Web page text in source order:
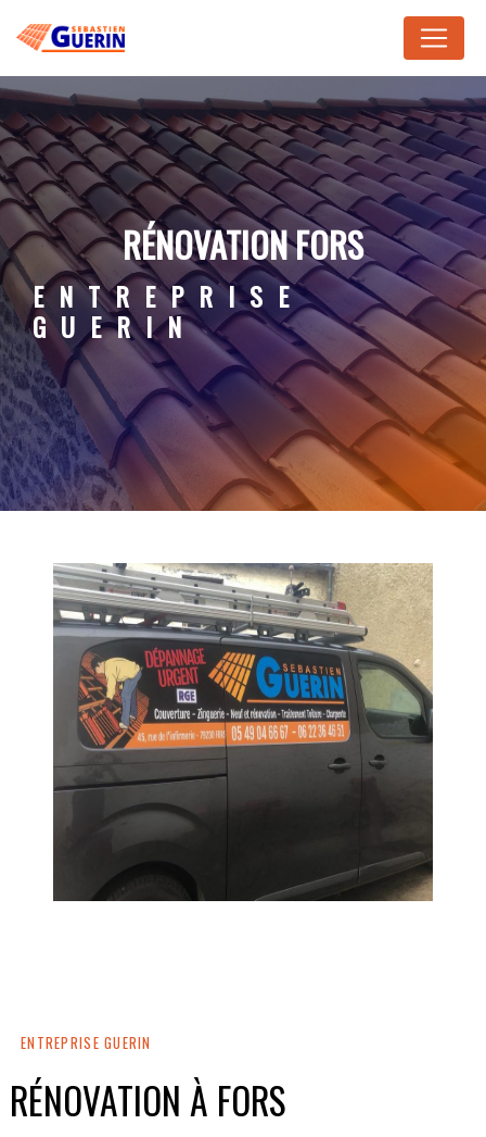
RÉNOVATION FORS
ENTREPRISE
GUERIN
ENTREPRISE GUERIN
RÉNOVATION À FORS